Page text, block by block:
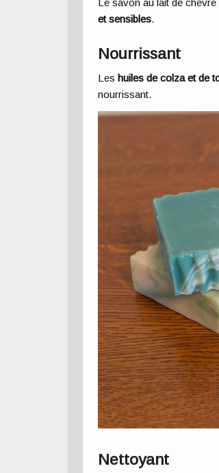
Le savon au lait de
et sensibles.
Nourrissant
Leshuiles de colza et de
nourrissant.
Nettoyant